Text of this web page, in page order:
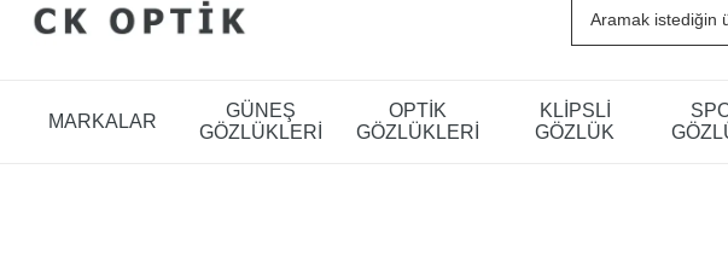
MARKALAR
GÜNEŞ
GÖZLÜKLERİ
OPTİK
GÖZLÜKLERİ
KLİPSLİ
GÖZLÜK